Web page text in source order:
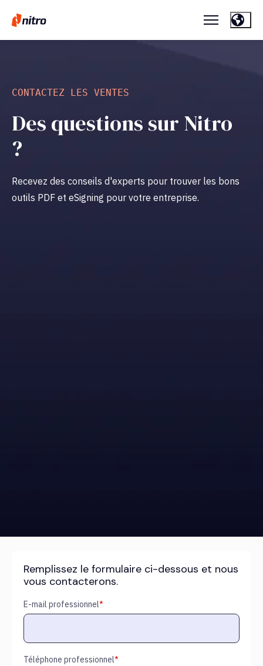
CONTACTEZ LES VENTES
Des questions sur Nitro
?
Recevez des conseils d'experts pour trouver les bons
outils PDF et eSigning pour votre entreprise.
Remplissez le formulaire ci-dessous et nous
vous contacterons.
E-mail professionnel*
Téléphone professionnel*